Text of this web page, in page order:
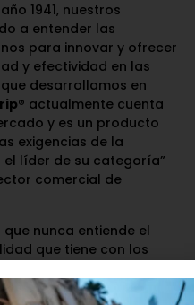
1941, nuestros
a entender las
para innovar y ofrecer
y efectividad en las
desarrollamos en
actualmente cuenta
y es un producto
exigencias de la
líder de su categoría”
comercial de
nunca entiende el
que tiene con los
con mística,